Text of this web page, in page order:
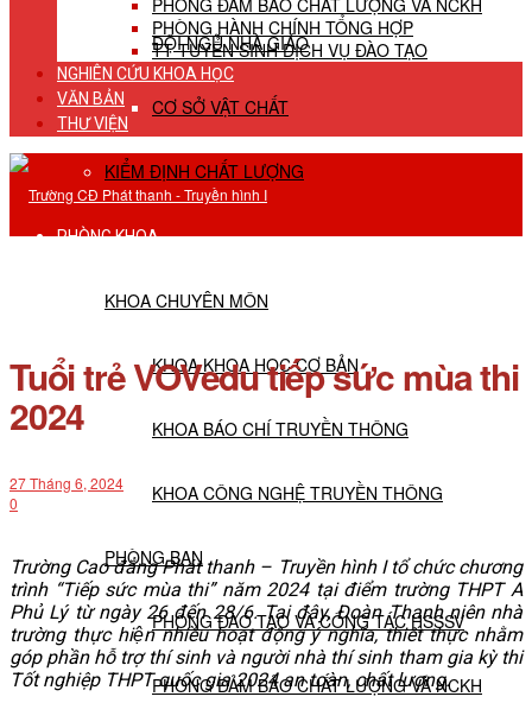
ĐỘI NGŨ NHÀ GIÁO
CƠ SỞ VẬT CHẤT
KIỂM ĐỊNH CHẤT LƯỢNG
PHÒNG KHOA
KHOA CHUYÊN MÔN
KHOA KHOA HỌC CƠ BẢN
KHOA BÁO CHÍ TRUYỀN THÔNG
KHOA CÔNG NGHỆ TRUYỀN THÔNG
PHÒNG BAN
PHÒNG ĐÀO TẠO VÀ CÔNG TÁC HSSSV
PHÒNG ĐẢM BẢO CHẤT LƯỢNG VÀ NCKH
PHÒNG ĐẢM BẢO CHẤT LƯỢNG VÀ NCKH
PHÒNG HÀNH CHÍNH TỔNG HỢP
TT TUYỂN SINH DỊCH VỤ ĐÀO TẠO
NGHIÊN CỨU KHOA HỌC
VĂN BẢN
THƯ VIỆN
Tuổi trẻ VOVedu tiếp sức mùa thi
2024
27 Tháng 6, 2024
0
Trường Cao đẳng Phát thanh – Truyền hình I tổ chức chương
trình “Tiếp sức mùa thi” năm 2024 tại điểm trường THPT A
Phủ Lý từ ngày 26 đến 28/6. Tại đây, Đoàn Thanh niên nhà
trường thực hiện nhiều hoạt động ý nghĩa, thiết thực nhằm
góp phần hỗ trợ thí sinh và người nhà thí sinh tham gia kỳ thi
Tốt nghiệp THPT quốc gia 2024 an toàn, chất lượng.